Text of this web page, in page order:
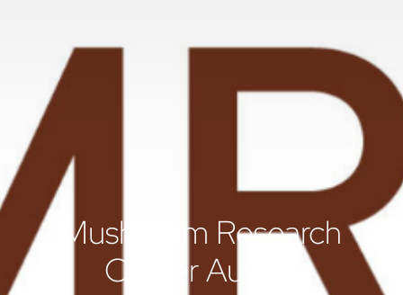
Mushroom Research
Center Austria